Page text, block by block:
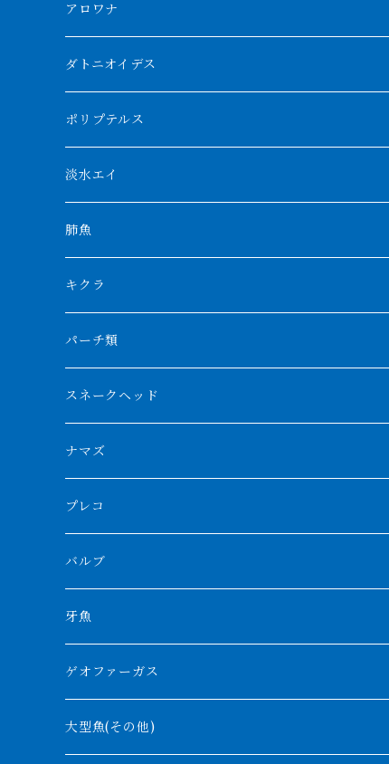
アロワナ
クンパイ
アブソリュートレッド
AGUS スーパーレッドF4
特殊アロワナ
厳選 過背金龍
フルゴールデンクロスバック
ブルーベースクロスバック
BILLY-KENオリジナルブランド紅龍
チョッパーレッド
ブルレッド
その他アジアアロワナ
特殊個体
紅龍
バンジャール
シルバーアロワナ
ブラックアロワナ
ノーザンバラムンディ
その他アロワナ
ダトニオイデス
シャムタイガー
特殊ダトニオ
ダトニオプラスワン
リアルバンド
フォークバンド
フォーバータイガー
メニーバータイガー
ニューギニアダトニオ
ポリプテルス
モンスターポリプ
特殊ポリプ
プラチナ個体
ショート個体
ハイブリッドポリプ
エンドリケリー
ギニア
ナイジェリア
ナイルビチャー
ナポレオンビチャー
バロ川
ビキールビキール
トゥルカナ湖
オモ川
タンガニーカビチャー
アンソルギー
コウロントン
ラプラディ
ギニア
コンギクス
淡水エイ
シナガワダイヤ
ダイヤモンドポルカ
クロコダイル
その他淡水エイ
肺魚
ネオケラ
その他肺魚
キクラ
パーチ類
スネークヘッド
チャンナバルカ
大型スネークヘッド
中型スネークヘッド
小型スネークヘッド
ナマズ
プレコ
バルブ
牙魚
ゲオファーガス
大型魚(その他)